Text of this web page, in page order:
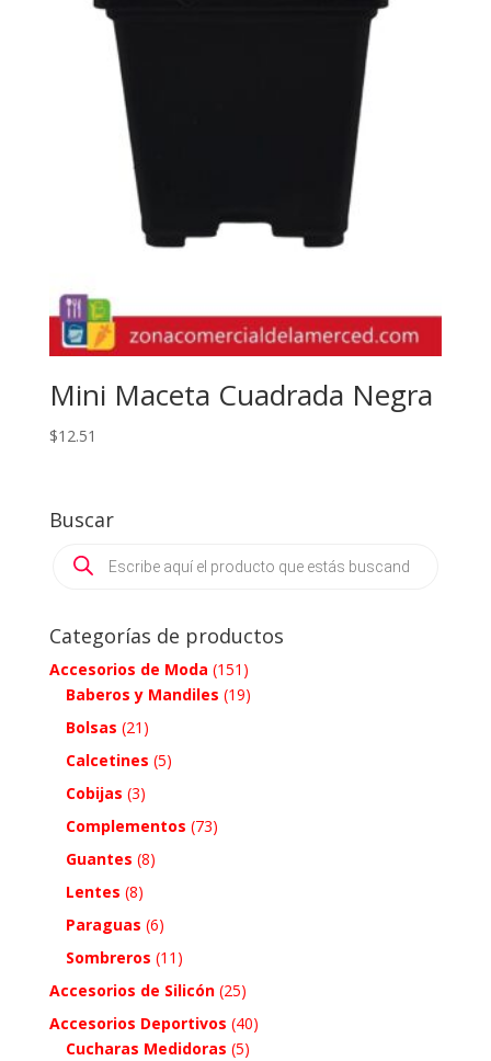
Mini Maceta Cuadrada Negra
$12.51
Buscar
search
Categorías de productos
Accesorios de Moda (151)
Baberos y Mandiles (19)
Bolsas (21)
Calcetines (5)
Cobijas (3)
Complementos (73)
Guantes (8)
Lentes (8)
Paraguas (6)
Sombreros (11)
Accesorios de Silicón (25)
Accesorios Deportivos (40)
Cucharas Medidoras (5)